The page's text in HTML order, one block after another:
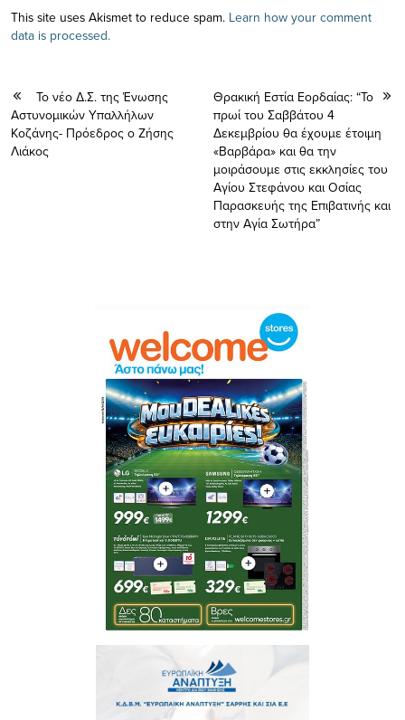
This site uses Akismet to reduce spam. Learn how your comment
data is processed.
Το νέο Δ.Σ. της Ένωσης
Αστυνομικών Υπαλλήλων
Κοζάνης- Πρόεδρος ο Ζήσης
Λιάκος
Θρακική Εστία Εορδαίας: “Το
πρωί του Σαββάτου 4
Δεκεμβρίου θα έχουμε έτοιμη
«Βαρβάρα» και θα την
μοιράσουμε στις εκκλησίες του
Αγίου Στεφάνου και Οσίας
Παρασκευής της Επιβατινής και
στην Αγία Σωτήρα”